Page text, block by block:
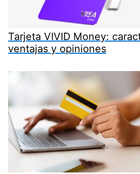
Tarjeta VIVID Money:
ventajas y opiniones